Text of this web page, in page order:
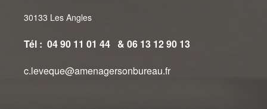
30133 Les Angles
Tél : 04 90 11 01 44 & 06 13 12 90 13
c.leveque@amenagersonbureau.fr